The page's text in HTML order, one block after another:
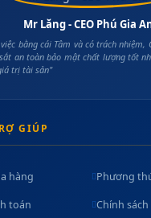
Mr Lăng - CEO Phú Gia
bằng cái Tâm và có trách nhiệm,
an toàn bảo mật chất lượng tốt
trị tài sản"
GIÚP
hàng Phương
toán Chính